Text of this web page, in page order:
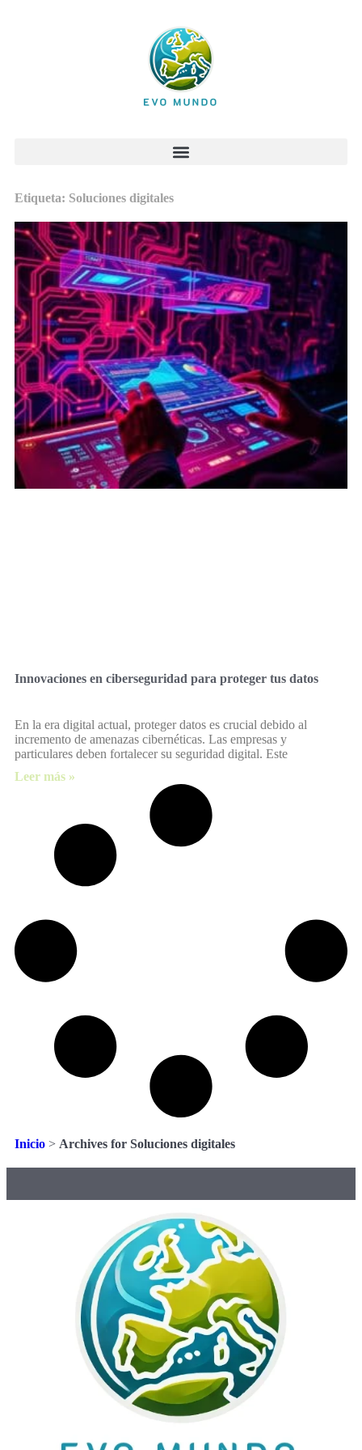
Etiqueta: Soluciones digitales
Innovaciones en ciberseguridad para proteger tus datos
En la era digital actual, proteger datos es crucial debido al
incremento de amenazas cibernéticas. Las empresas y
particulares deben fortalecer su seguridad digital. Este
Leer más »
Inicio > Archives for Soluciones digitales